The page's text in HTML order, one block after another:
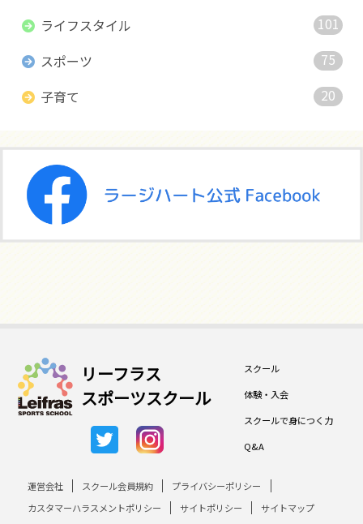
ライフスタイル
101
スポーツ
75
子育て
20
リーフラス
スポーツスクール
スクール
体験・入会
スクールで身につく力
Q&A
運営会社 スクール会員規約
プライバシーポリシー
カスタマーハラスメントポリシー
サイトポリシー サイトマップ